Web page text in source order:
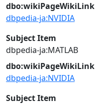
dbo:wikiPageWikiLink
dbpedia-ja:NVIDIA
Subject Item
dbpedia-ja:MATLAB
dbo:wikiPageWikiLink
dbpedia-ja:NVIDIA
Subject Item